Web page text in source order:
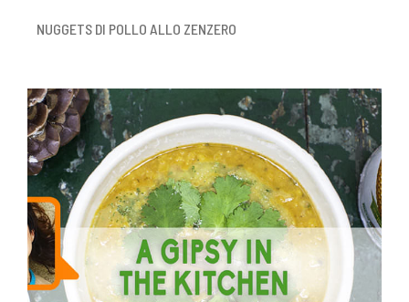
NUGGETS DI POLLO ALLO ZENZERO